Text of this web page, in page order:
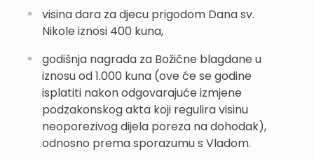
visina dara za djecu prigodom Dana sv.
Nikole iznosi 400 kuna,
godišnja nagrada za Božične blagdane u
iznosu od 1.000 kuna (ove će se godine
isplatiti nakon odgovarajuće izmjene
podzakonskog akta koji regulira visinu
neoporezivog dijela poreza na dohodak),
odnosno prema sporazumu s Vladom.